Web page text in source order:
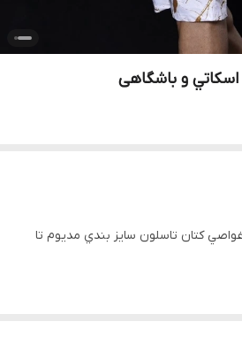
اسكاتي و باشگاهی
كتان تاسلون سايز بندي مديوم تا